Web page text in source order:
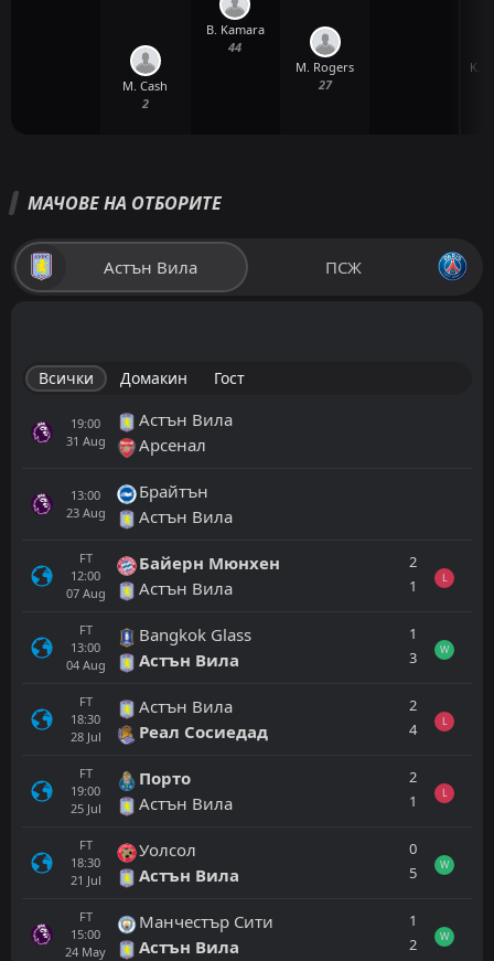
M. Cash
2
B. Kamara
44
M. Rogers
27
K.
МАЧОВЕ НА ОТБОРИТЕ
Астън Вила ПСЖ
Всички Домакин Гост
19:00
31 Aug
Астън Вила
Арсенал
13:00
23 Aug
Брайтън
Астън Вила
FT
12:00
07 Aug
Байерн Мюнхен
Астън Вила
2
1
L
FT
13:00
04 Aug
Bangkok Glass
Астън Вила
1
3
W
FT
18:30
28 Jul
Астън Вила
Реал Сосиедад
2
4
L
FT
19:00
25 Jul
Порто
Астън Вила
2
1
L
FT
18:30
21 Jul
Уолсол
Астън Вила
0
5
W
FT
15:00
24 May
Манчестър Сити
Астън Вила
1
2
W